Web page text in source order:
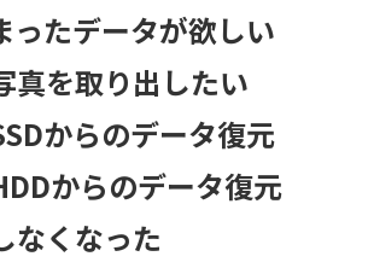
ったデータが欲しい
真を取り出したい
からのデータ復元
からのデータ復元
なくなった